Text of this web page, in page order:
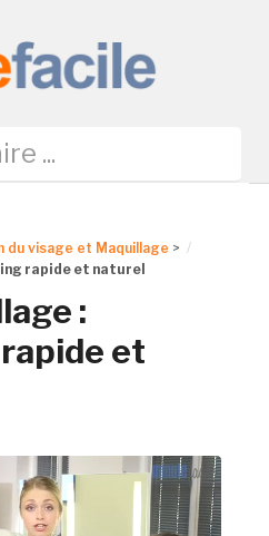
du visage et Maquillage >
rapide et naturel
:
et